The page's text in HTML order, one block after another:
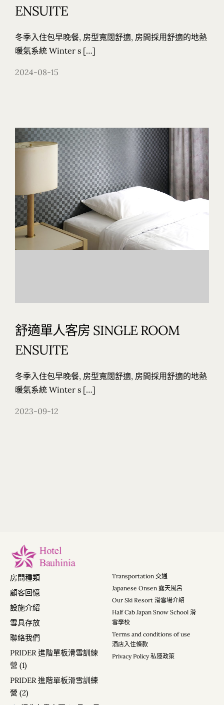
ENSUITE
冬季入住包早晚餐, 房型寬闊舒適, 房間採用舒適的地熱
暖氣系統 Winter s […]
2024-08-15
舒適單人客房 SINGLE ROOM
ENSUITE
冬季入住包早晚餐, 房型寬闊舒適, 房間採用舒適的地熱
暖氣系統 Winter s […]
2023-09-12
房間種類
顧客回憶
設施介紹
雪具存放
聯絡我們
PRIDER 進階單板滑雪訓練
營 (1)
PRIDER 進階單板滑雪訓練
營 (2)
Transportation 交通
Japanese Onsen 露天風呂
Our Ski Resort 滑雪場介紹
Half Cab Japan Snow School 滑
雪學校
Terms and conditions of use
酒店入住條款
Privacy Policy 私隱政策
主頁
Whatsapp 我們
交通 / 接送服務
旅館入住條款
PRIDER• 進階單板滑雪訓練營 (1)
PRIDER• 進階單板滑雪訓練營 (2)
經典冬季套票 (12月20日 - 1月13日期間) ➤ A.
三天斑尾・妙高
經典冬季套票 (12月20日 – 1月13日期間) ➤
B. 五天斑尾・妙高・野澤溫泉
淡季超值套票 (3月1日 – 3月15日期間) ➤ C.
三天斑尾・妙高
淡季超值套票 (3月1日 – 3月15日期間) ➤ D.
五天斑尾・妙高・野澤溫泉